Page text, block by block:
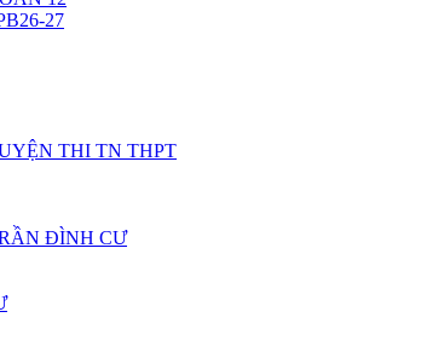
27
THI TN THPT
ĐÌNH CƯ